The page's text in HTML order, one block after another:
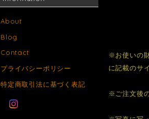
About
Blog
Contact
プライバシーポリシー
特定商取引法に基づく表記
※お使いの
に記載のサ
※ご注文後